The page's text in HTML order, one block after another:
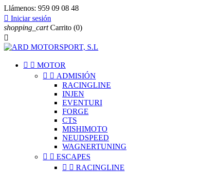
Llámenos: 959 09 08 48
 Iniciar sesión
shopping_cart Carrito (0)

  MOTOR
  ADMISIÓN
RACINGLINE
INJEN
EVENTURI
FORGE
CTS
MISHIMOTO
NEUDSPEED
WAGNERTUNING
  ESCAPES
  RACINGLINE